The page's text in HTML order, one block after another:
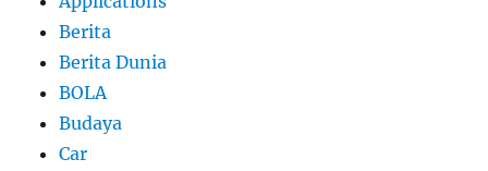
Berita
Berita Dunia
BOLA
Budaya
Car